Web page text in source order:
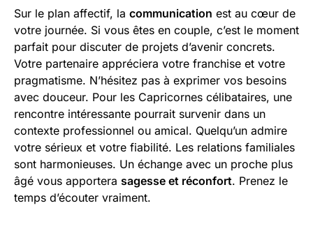
Sur le plan affectif, la communication est au cœur de
votre journée. Si vous êtes en couple, c’est le moment
parfait pour discuter de projets d’avenir concrets.
Votre partenaire appréciera votre franchise et votre
pragmatisme. N’hésitez pas à exprimer vos besoins
avec douceur. Pour les Capricornes célibataires, une
rencontre intéressante pourrait survenir dans un
contexte professionnel ou amical. Quelqu’un admire
votre sérieux et votre fiabilité. Les relations familiales
sont harmonieuses. Un échange avec un proche plus
âgé vous apportera sagesse et réconfort. Prenez le
temps d’écouter vraiment.